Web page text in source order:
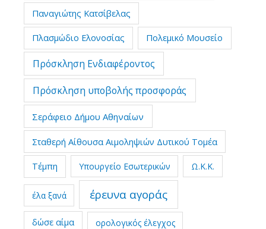
Παναγιώτης Κατσίβελας
Πλασμώδιο Ελονοσίας Πολεμικό Μουσείο
Πρόσκληση Ενδιαφέροντος
Πρόσκληση υποβολής προσφοράς
Σεράφειο Δήμου Αθηναίων
Σταθερή Αίθουσα Αιμοληψιών Δυτικού Τομέα
Τέμπη Υπουργείο Εσωτερικών Ω.Κ.Κ.
έλα ξανά έρευνα αγοράς
δώσε αίμα ορολογικός έλεγχος